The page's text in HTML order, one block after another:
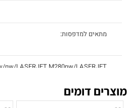
מתאים למדפסות:
nw/LASERJET M280nw/LASERJET
מוצרים דומים